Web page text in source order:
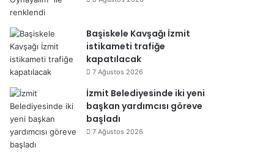
Başiskele Kavşağı İzmit
istikameti trafiğe
kapatılacak
7 Ağustos 2026
İzmit Belediyesinde iki yeni
başkan yardımcısı göreve
başladı
7 Ağustos 2026